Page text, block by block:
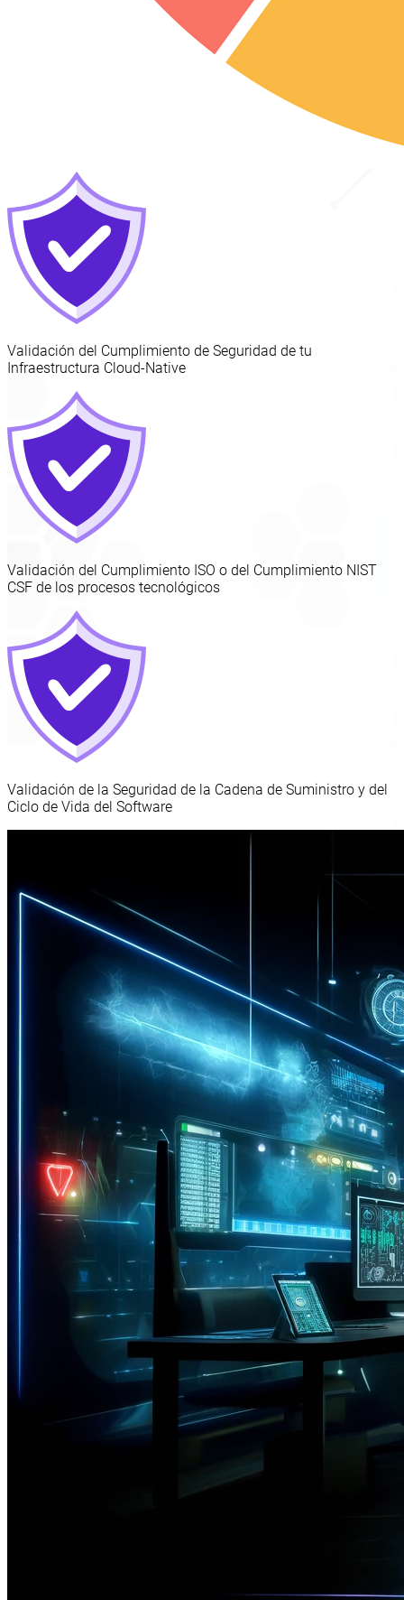
Validación del Cumplimiento de Seguridad de tu
Infraestructura Cloud-Native
Validación del Cumplimiento ISO o del Cumplimiento NIST
CSF de los procesos tecnológicos
Validación de la Seguridad de la Cadena de Suministro y del
Ciclo de Vida del Software